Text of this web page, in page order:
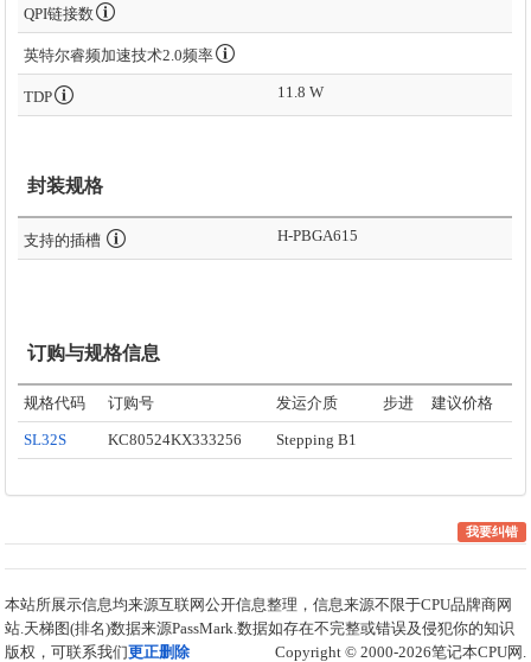
QPI链接数
英特尔睿频加速技术2.0频率
TDP 11.8 W
封装规格
支持的插槽 H-PBGA615
订购与规格信息
规格代码 订购号 发运介质 步进 建议价格
SL32S KC80524KX333256 Stepping B1
我要纠错
本站所展示信息均来源互联网公开信息整理，信息来源不限于CPU品牌商网
站.天梯图(排名)数据来源PassMark.数据如存在不完整或错误及侵犯你的知识
版权，可联系我们更正删除 Copyright © 2000-2026笔记本CPU网.